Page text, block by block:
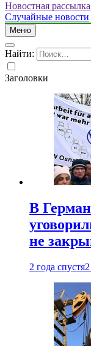
Новостная рассылка
Случайные новости
Меню
Найти:
Заголовки
В
не
2 года спустя